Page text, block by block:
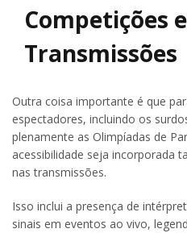
Competições e
Transmissões
Outra coisa importante é que
espectadores, incluindo os
plenamente as Olimpíadas de
acessibilidade seja incorporada
nas transmissões.
Isso inclui a presença de
sinais em eventos ao vivo,